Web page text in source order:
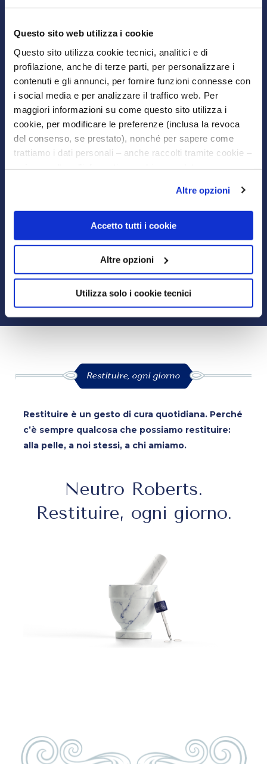
Questo sito web utilizza i cookie
Questo sito utilizza cookie tecnici, analitici e di
profilazione, anche di terze parti, per personalizzare i
contenuti e gli annunci, per fornire funzioni connesse con
i social media e per analizzare il traffico web. Per
maggiori informazioni su come questo sito utilizza i
cookie, per modificare le preferenze (inclusa la revoca
del consenso, se prestato), nonché per sapere come
trattiamo i dati personali – anche raccolti tramite cookie –
qualora clicchi su “Utilizza solo i cookie necessari”, non
sarà installato alcun cookie o altro strumento di
tracciamento diverso da quelli tecnici. Cliccando su
“Accetto tutti i cookie”, presterà il consenso
Cliccando su "Altre opzioni", potrà scegliere, in modo più
granulare, quali cookie autorizzare.
Altre opzioni
Accetto tutti i cookie
Altre opzioni
Utilizza solo i cookie tecnici
glicerina
generazione in generazione con deodoranti
delicati ed efficaci, facendole sentire
sempre in mani sicure.
Tutto è iniziato con la prima saponetta
Neutro Roberts, a base di glicerina, pensate
per essere adatta anche alla pelle delicata
dei bambini.
Glicerina che aiuta a rispettare la barriera
idrolipidica, restituendo alla pelle la cura e
l’attenzione che merita.
Restituire è un gesto di cura quotidiana. Perché
c’è sempre qualcosa che possiamo restituire:
alla pelle, a noi stessi, a chi amiamo.
Neutro Roberts.
Restituire, ogni giorno.